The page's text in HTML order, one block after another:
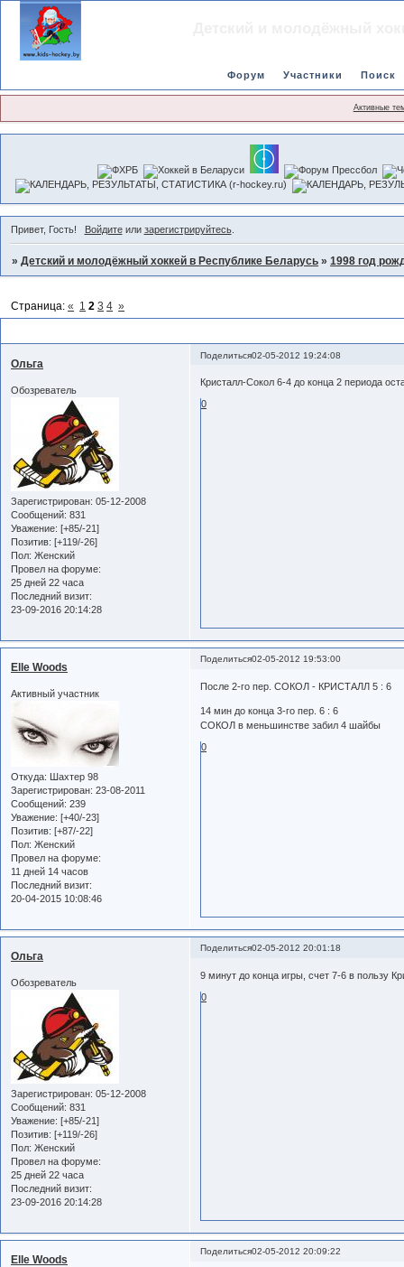
Форум Участники Поиск
Активные
Привет, Гость! Войдитеили зарегистрируйтесь.
»Детский и молодёжный хоккей в Республике Беларусь »1998 год
Страница:« 1 2 3 4 »
Поделиться02-05-2012 19:24:08
Ольга
Обозреватель
Зарегистрирован: 05-12-2008
Сообщений: 831
Уважение: [+85/-21]
Позитив: [+119/-26]
Пол: Женский
Провел на форуме:
25 дней 22 часа
Последний визит:
23-09-2016 20:14:28
Кристалл-Сокол 6-4 до конца 2 периода
0
Поделиться02-05-2012 19:53:00
Elle Woods
Активный участник
Откуда: Шахтер 98
Зарегистрирован: 23-08-2011
Сообщений: 239
Уважение: [+40/-23]
Позитив: [+87/-22]
Пол: Женский
Провел на форуме:
11 дней 14 часов
Последний визит:
20-04-2015 10:08:46
После 2-го пер. СОКОЛ - КРИСТАЛЛ 5 : 6
14 мин до конца 3-го пер. 6 : 6
СОКОЛ в меньшинстве забил 4 шайбы
0
Поделиться02-05-2012 20:01:18
Ольга
Обозреватель
Зарегистрирован: 05-12-2008
Сообщений: 831
Уважение: [+85/-21]
Позитив: [+119/-26]
Пол: Женский
Провел на форуме:
25 дней 22 часа
Последний визит:
23-09-2016 20:14:28
9 минут до конца игры, счет 7-6 в пользу
0
Поделиться02-05-2012 20:09:22
Elle Woods